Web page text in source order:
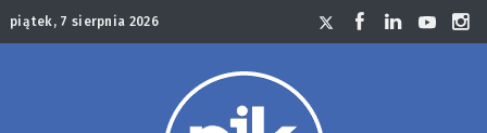
piątek, 7 sierpnia 2026